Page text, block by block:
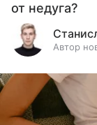
от недуга?
Автор